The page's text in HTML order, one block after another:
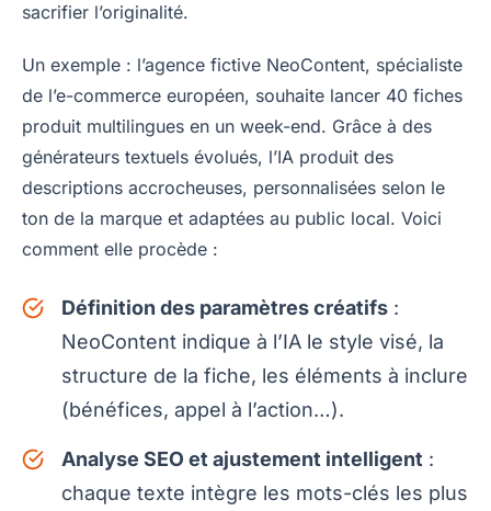
sacrifier l’originalité.
Un exemple : l’agence fictive NeoContent, spécialiste
de l’e-commerce européen, souhaite lancer 40 fiches
produit multilingues en un week-end. Grâce à des
générateurs textuels évolués, l’IA produit des
descriptions accrocheuses, personnalisées selon le
ton de la marque et adaptées au public local. Voici
comment elle procède :
Définition des paramètres créatifs :
NeoContent indique à l’IA le style visé, la
structure de la fiche, les éléments à inclure
(bénéfices, appel à l’action…).
Analyse SEO et ajustement intelligent :
chaque texte intègre les mots-clés les plus